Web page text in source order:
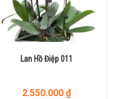
Lan Hồ Điệp 011
2.550.000 ₫